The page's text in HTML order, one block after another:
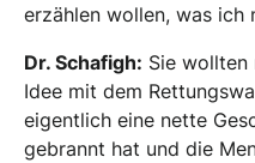
erzählen wollen, was ich
Dr. Schafigh: Sie wollten
Idee mit dem
eigentlich eine nette
gebrannt hat und die